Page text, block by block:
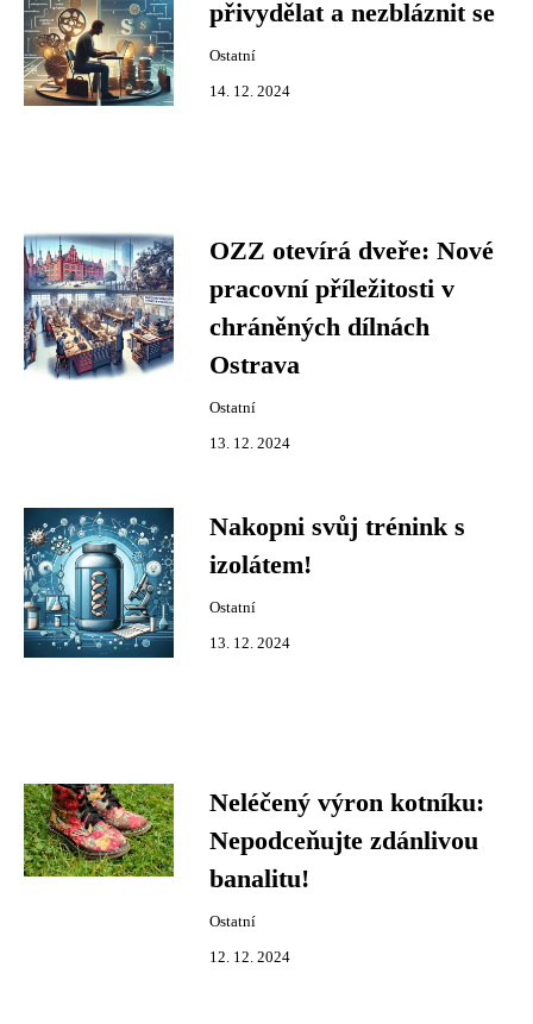
přivydělat a nezbláznit se
Ostatní
14. 12. 2024
OZZ otevírá dveře: Nové
pracovní příležitosti v
chráněných dílnách
Ostrava
Ostatní
13. 12. 2024
Nakopni svůj trénink s
izolátem!
Ostatní
13. 12. 2024
Neléčený výron kotníku:
Nepodceňujte zdánlivou
banalitu!
Ostatní
12. 12. 2024